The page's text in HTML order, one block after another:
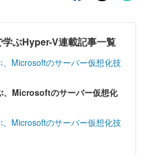
ぶHyper-V連載記事一覧
Microsoftのサーバー仮想化技
、Microsoftのサーバー仮想化
Microsoftのサーバー仮想化技